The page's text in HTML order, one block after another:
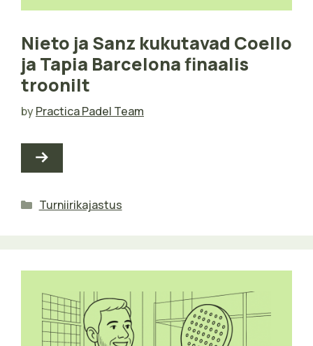
Nieto ja Sanz kukutavad Coello
ja Tapia Barcelona finaalis
troonilt
byPractica Padel Team
Categories
Turniirikajastus